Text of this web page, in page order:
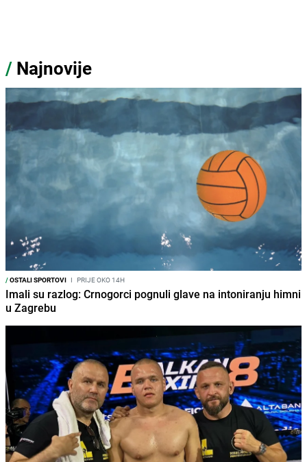
/ Najnovije
/OSTALI SPORTOVI I PRIJE OKO 14H
Imali su razlog: Crnogorci pognuli glave na intoniranju himni
u Zagrebu